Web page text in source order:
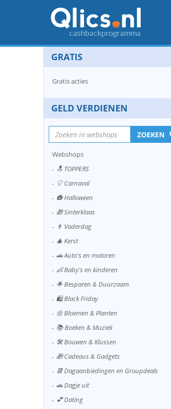
GRATIS
Gratis acties
GELD VERDIENEN
ZOEKEN
Webshops
🔝 TOPPERS
🎈 Carnaval
🎃 Halloween
🎁 Sinterklaas
👨 Vaderdag
🎄 Kerst
🚗 Auto's en motoren
👶 Baby's en kinderen
🌟 Besparen & Duurzaam
🛍️ Black Friday
🌼 Bloemen & Planten
📚 Boeken & Muziek
🛠️ Bouwen & Klussen
🎁 Cadeaus & Gadgets
📆 Dagaanbiedingen en Groupdeals
🚗 Dagje uit
💕 Dating